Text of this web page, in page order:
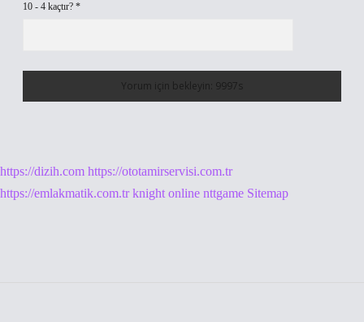
10 - 4 kaçtır? *
https://dizih.com https://ototamirservisi.com.tr
https://emlakmatik.com.tr knight online nttgame Sitemap